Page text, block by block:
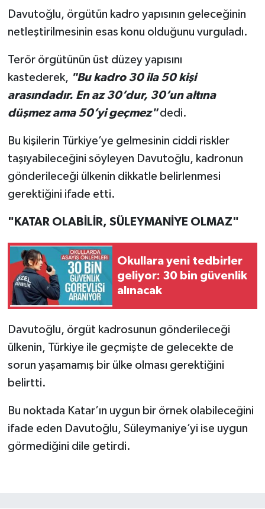
Davutoğlu, örgütün kadro yapısının geleceğinin
netleştirilmesinin esas konu olduğunu vurguladı.
Terör örgütünün üst düzey yapısını
kastederek, "Bu kadro 30 ila 50 kişi
arasındadır. En az 30’dur, 30’un altına
düşmez ama 50’yi geçmez"dedi.
Bu kişilerin Türkiye’ye gelmesinin ciddi riskler
taşıyabileceğini söyleyen Davutoğlu, kadronun
gönderileceği ülkenin dikkatle belirlenmesi
gerektiğini ifade etti.
"KATAR OLABİLİR, SÜLEYMANİYE OLMAZ"
Okullara yeni tedbirler
geliyor: 30 bin güvenlik
alınacak
Davutoğlu, örgüt kadrosunun gönderileceği
ülkenin, Türkiye ile geçmişte de gelecekte de
sorun yaşamamış bir ülke olması gerektiğini
belirtti.
Bu noktada Katar’ın uygun bir örnek olabileceğini
ifade eden Davutoğlu, Süleymaniye’yi ise uygun
görmediğini dile getirdi.